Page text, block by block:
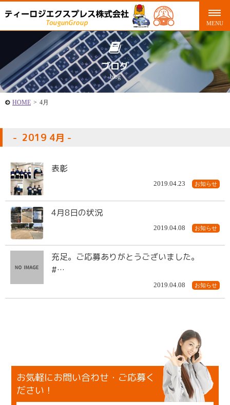
ブログ
blog
HOME > 4月
2019 4月
表彰
2019.04.23 お知らせ
4月8日の状況
2019.04.08 お知らせ
充足。ご応募ありがとうございました。
#…
2019.04.08 お知らせ
お気軽にお問い合わせ・ご応募く
ださい！